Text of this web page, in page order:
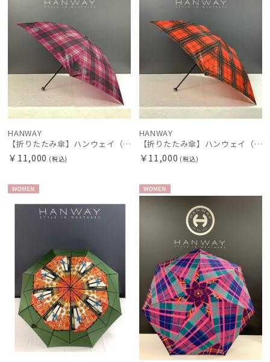
HANWAY
【折りたたみ傘】ハンウェイ（ＨＡＮＷＡＹ）Check UL（チェック・ユーエル）
￥11,000 (税込)
HANWAY
【折りたたみ傘】ハンウェイ（ＨＡＮＷＡＹ）Check UL（チェック・ユーエル）
￥11,000 (税込)
WOME